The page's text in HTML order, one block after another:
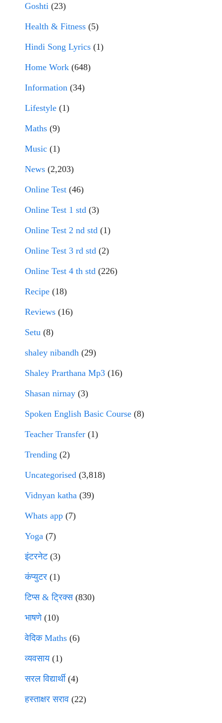
Goshti (23)
Health & Fitness (5)
Hindi Song Lyrics (1)
Home Work (648)
Information (34)
Lifestyle (1)
Maths (9)
Music (1)
News (2,203)
Online Test (46)
Online Test 1 std (3)
Online Test 2 nd std (1)
Online Test 3 rd std (2)
Online Test 4 th std (226)
Recipe (18)
Reviews (16)
Setu (8)
shaley nibandh (29)
Shaley Prarthana Mp3 (16)
Shasan nirnay (3)
Spoken English Basic Course (8)
Teacher Transfer (1)
Trending (2)
Uncategorised (3,818)
Vidnyan katha (39)
Whats app (7)
Yoga (7)
इंटरनेट(3)
कंप्युटर (1)
टिप्स & ट्रिक्स(830)
भाषणे(10)
वेदिक Maths (6)
व्यवसाय(1)
सरल विद्यार्थी(4)
हस्ताक्षर सराव (22)